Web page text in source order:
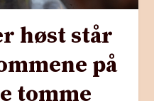
høst står
på
tomme